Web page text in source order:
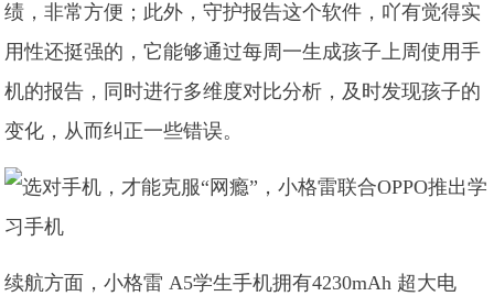
绩，非常方便；此外，守护报告这个软件，吖有觉得实
用性还挺强的，它能够通过每周一生成孩子上周使用手
机的报告，同时进行多维度对比分析，及时发现孩子的
变化，从而纠正一些错误。
续航方面，小格雷 A5学生手机拥有4230mAh 超大电